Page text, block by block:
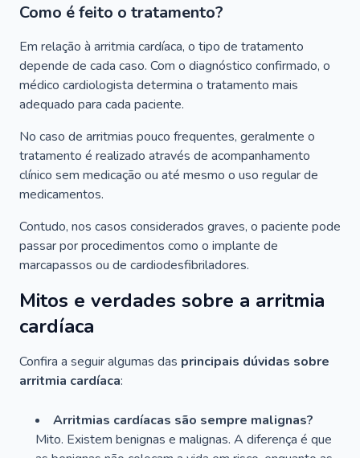
Como é feito o tratamento?
Em relação à arritmia cardíaca, o tipo de tratamento
depende de cada caso. Com o diagnóstico confirmado, o
médico cardiologista determina o tratamento mais
adequado para cada paciente.
No caso de arritmias pouco frequentes, geralmente o
tratamento é realizado através de acompanhamento
clínico sem medicação ou até mesmo o uso regular de
medicamentos.
Contudo, nos casos considerados graves, o paciente pode
passar por procedimentos como o implante de
marcapassos ou de cardiodesfibriladores.
Mitos e verdades sobre a arritmia
cardíaca
Confira a seguir algumas das principais dúvidas sobre
arritmia cardíaca:
Arritmias cardíacas são sempre malignas?
Mito. Existem benignas e malignas. A diferença é que